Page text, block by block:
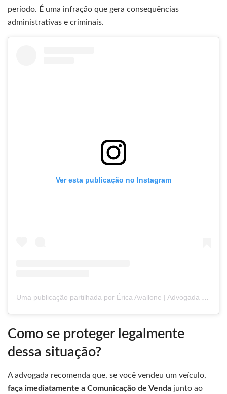
período. É uma infração que gera consequências
administrativas e criminais.
Ver esta publicação no Instagram
Uma publicação partilhada por Érica Avallone | Advogada de Trânsito
Como se proteger legalmente
dessa situação?
A advogada recomenda que, se você vendeu um veículo,
faça imediatamente a Comunicação de Venda junto ao